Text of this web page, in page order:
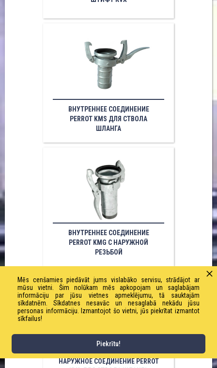
ВНУТРЕННЕЕ СОЕДИНЕНИЕ
PERROT KMS ДЛЯ СТВОЛА
ШЛАНГА
ВНУТРЕННЕЕ СОЕДИНЕНИЕ
PERROT KMG С НАРУЖНОЙ
РЕЗЬБОЙ
НАРУЖНОЕ СОЕДИНЕНИЕ PERROT
Mēs cenšamies piedāvāt jums vislabāko servisu, strādājot ar
mūsu vietni. Šim nolūkam mēs apkopojam un saglabājam
informāciju par jūsu vietnes apmeklējumu, tā sauktajām
sīkdatnēm. Sīkdatnes nesavāc un nesaglabā nekādu jūsu
personas informāciju. Izmantojot šo vietni, jūs piekrītat izmantot
sīkfailus!
Piekrītu!